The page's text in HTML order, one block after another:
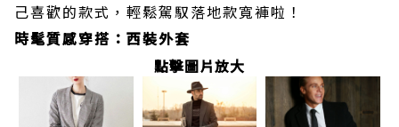
己喜歡的款式，輕鬆駕馭落地款寬褲啦！
時髦質感穿搭：西裝外套
點擊圖片放大